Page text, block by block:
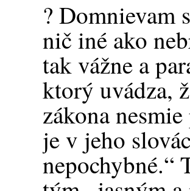
? Domnievam
nič iné ako
tak vážne a
ktorý uvádza,
zákona
je v jeho
nepochybné.“